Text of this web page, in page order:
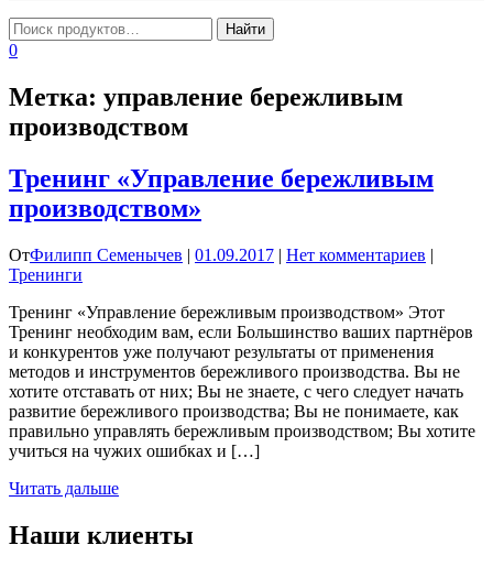
0
Метка: управление бережливым
производством
Тренинг «Управление бережливым
производством»
ОтФилипп Семенычев | 01.09.2017 | Нет комментариев |
Тренинги
Тренинг «Управление бережливым производством» Этот
Тренинг необходим вам, если Большинство ваших партнёров
и конкурентов уже получают результаты от применения
методов и инструментов бережливого производства. Вы не
хотите отставать от них; Вы не знаете, с чего следует начать
развитие бережливого производства; Вы не понимаете, как
правильно управлять бережливым производством; Вы хотите
учиться на чужих ошибках и […]
Читать дальше
Наши клиенты